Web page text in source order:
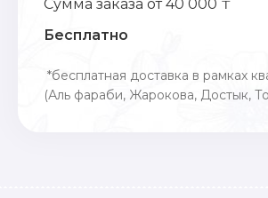
Сумма заказа от 40 000 ₸
Бесплатно
*бесплатная доставка в рамках
(Аль фараби, Жарокова, Достык,